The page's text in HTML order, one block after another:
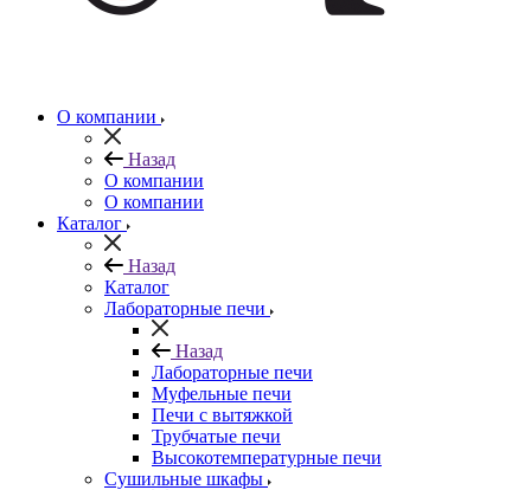
О компании
Назад
О компании
О компании
Каталог
Назад
Каталог
Лабораторные печи
Назад
Лабораторные печи
Муфельные печи
Печи с вытяжкой
Трубчатые печи
Высокотемпературные печи
Сушильные шкафы